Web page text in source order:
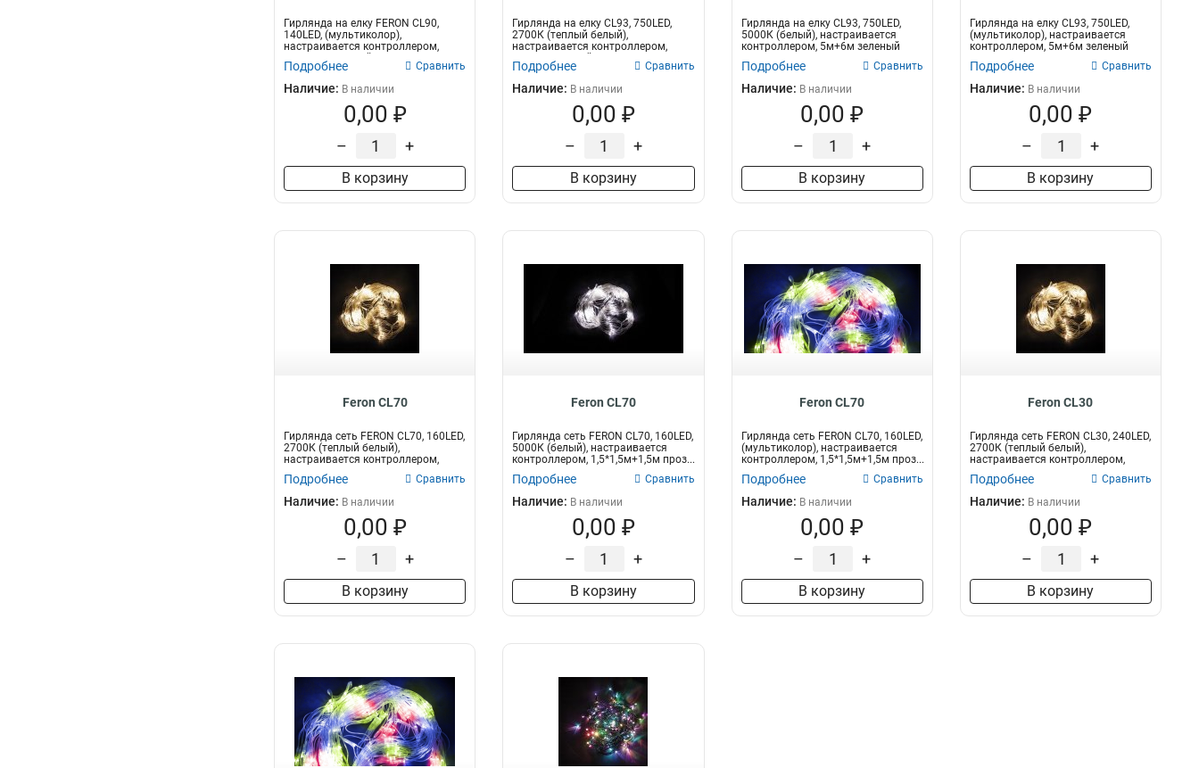
Гирлянда на елку FERON CL90,
140LED, (мультиколор),
настраивается контроллером,
2м+1,5м зеленый...
Подробнее Сравнить
Наличие: В наличии
0,00 ₽
– +
В корзину
Гирлянда на елку CL93, 750LED,
2700К (теплый белый),
настраивается контроллером,
5м+6м зеленый...
Подробнее Сравнить
Наличие: В наличии
0,00 ₽
– +
В корзину
Гирлянда на елку CL93, 750LED,
5000К (белый), настраивается
контроллером, 5м+6м зеленый
шнур, р...
Подробнее Сравнить
Наличие: В наличии
0,00 ₽
– +
В корзину
Гирлянда на елку CL93, 750LED,
(мультиколор), настраивается
контроллером, 5м+6м зеленый
шнур, р...
Подробнее Сравнить
Наличие: В наличии
0,00 ₽
– +
В корзину
Feron CL70
Гирлянда сеть FERON CL70, 160LED,
2700К (теплый белый),
настраивается контроллером,
1,5*1,5м+1,...
Подробнее Сравнить
Наличие: В наличии
0,00 ₽
– +
В корзину
Feron CL70
Гирлянда сеть FERON CL70, 160LED,
5000К (белый), настраивается
контроллером, 1,5*1,5м+1,5м проз...
Подробнее Сравнить
Наличие: В наличии
0,00 ₽
– +
В корзину
Feron CL70
Гирлянда сеть FERON CL70, 160LED,
(мультиколор), настраивается
контроллером, 1,5*1,5м+1,5м проз...
Подробнее Сравнить
Наличие: В наличии
0,00 ₽
– +
В корзину
Feron CL30
Гирлянда сеть FERON CL30, 240LED,
2700К (теплый белый),
настраивается контроллером,
2*2м+1.5м п...
Подробнее Сравнить
Наличие: В наличии
0,00 ₽
– +
В корзину